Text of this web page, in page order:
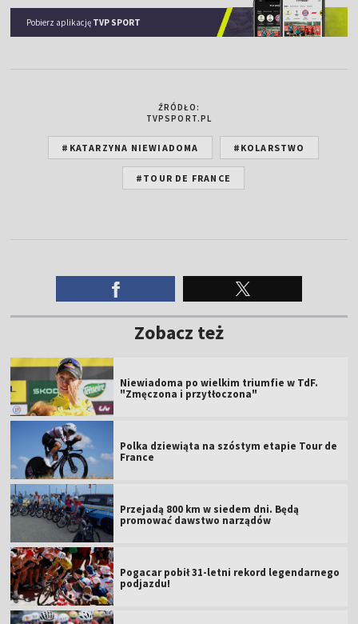
Pobierz aplikację TVP SPORT
ŹRÓDŁO:
TVPSPORT.PL
#KATARZYNA NIEWIADOMA #KOLARSTWO
#TOUR DE FRANCE
Zobacz też
Niewiadoma po wielkim triumfie w TdF.
"Zmęczona i przytłoczona"
Polka dziewiąta na szóstym etapie Tour de
France
Przejadą 800 km w siedem dni. Będą
promować dawstwo narządów
Pogacar pobił 31-letni rekord legendarnego
podjazdu!